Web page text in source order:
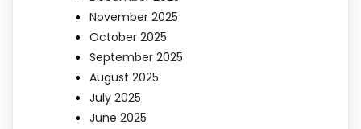
November 2025
October 2025
September 2025
August 2025
July 2025
June 2025